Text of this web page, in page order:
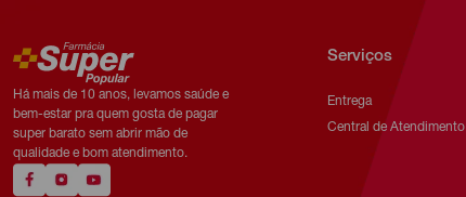
Há mais de 10 anos, levamos saúde e
bem-estar pra quem gosta de pagar
super barato sem abrir mão de
qualidade e bom atendimento.
Serviços
Entrega
Central de Atendimento